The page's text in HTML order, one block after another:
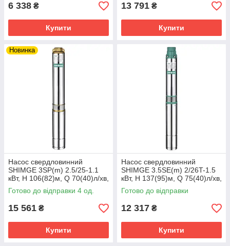
6 338 ₴
Купити
13 791 ₴
Купити
Новинка
Насос свердловинний
SHIMGE 3SP(m) 2.5/25-1.1
кВт, Н 106(82)м, Q 70(40)л/хв,
Ø75 мм, (кабель 60 м)
Готово до відправки 4 од.
15 561 ₴
Купити
Насос свердловинний
SHIMGE 3.5SE(m) 2/26T-1.5
кВт, Н 137(95)м, Q 75(40)л/хв,
Ø89 мм, (кабель 3 м)
Готово до відправки
12 317 ₴
Купити